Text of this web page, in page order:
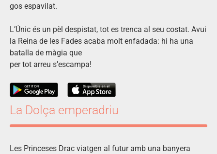
gos espavilat.
L’Únic és un pèl despistat, tot es trenca al seu costat. Avui
la Reina de les Fades acaba molt enfadada: hi ha una
batalla de màgia que
per tot arreu s’escampa!
La Dolça emperadriu
Les Princeses Drac viatgen al futur amb una banyera